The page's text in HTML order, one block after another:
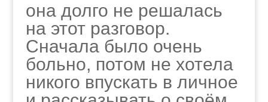
она долго не решалась
на этот разговор.
Сначала было очень
больно, потом не хотела
никого впускать в личное